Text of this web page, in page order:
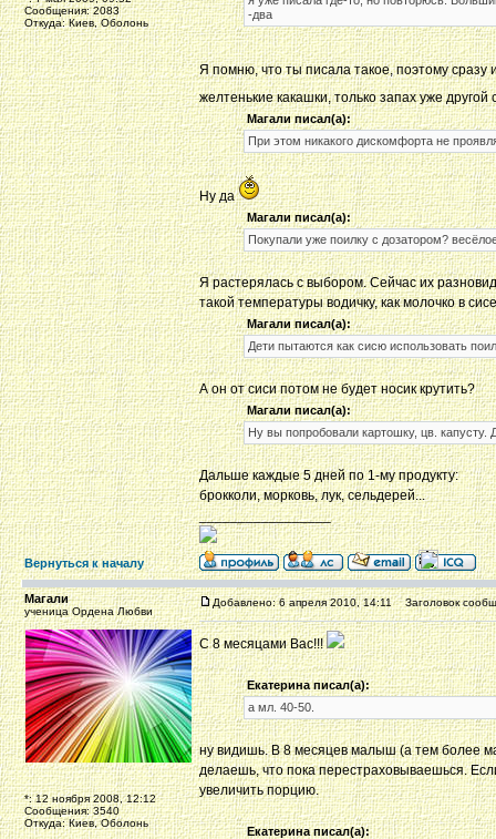
Сообщения: 2083
Откуда: Киев, Оболонь
-два
Я помню, что ты писала такое, поэтому сразу
желтенькие какашки, только запах уже
Магали писал(а):
При этом никакого дискомфорта не
Ну да
Магали писал(а):
Покупали уже поилку с дозатором?
Я растерялась с выбором. Сейчас их
такой температуры водичку, как молочко в
Магали писал(а):
Дети пытаются как сисю использовать
А он от сиси потом не будет носик крутить?
Магали писал(а):
Ну вы попробовали картошку, цв.
Дальше каждые 5 дней по 1-му продукту:
брокколи, морковь, лук, сельдерей...
_________________
Вернуться к началу
Магали
ученица Ордена Любви
*: 12 ноября 2008, 12:12
Сообщения: 3540
Откуда: Киев, Оболонь
Добавлено: 6 апреля 2010, 14:11 Заголовок
C 8 месяцами Вас!!!
Екатерина писал(а):
а мл. 40-50.
ну видишь. В 8 месяцев малыш (а тем более
делаешь, что пока перестраховываешься.
увеличить порцию.
Екатерина писал(а):